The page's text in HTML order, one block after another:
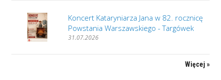
Koncert Kataryniarza Jana w 82. rocznicę
Powstania Warszawskiego - Targówek
31.07.2026
Więcej »